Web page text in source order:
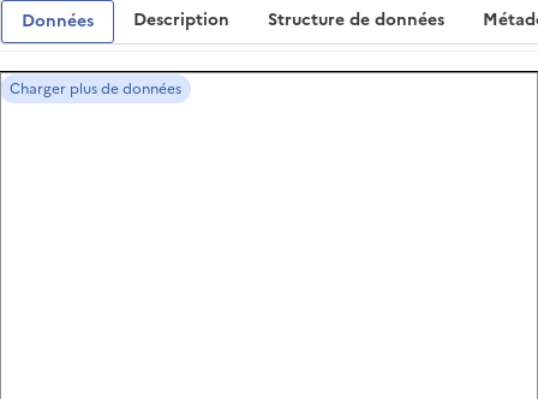
Données Description Structure de données
Charger plus de données